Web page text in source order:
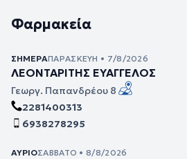
Φαρμακεία
ΣΉΜΕΡΑΠΑΡΑΣΚΕΥΉ • 7/8/2026
ΛΕΟΝΤΑΡΙΤΗΣ ΕΥΑΓΓΕΛΟΣ
Γεωργ. Παπανδρέου 8
2281400313
6938278295
ΑΎΡΙΟΣΆΒΒΑΤΟ • 8/8/2026